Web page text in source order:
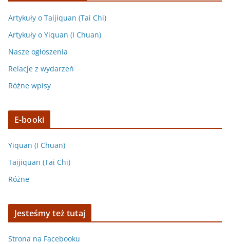
Artykuły o Taijiquan (Tai Chi)
Artykuły o Yiquan (I Chuan)
Nasze ogłoszenia
Relacje z wydarzeń
Różne wpisy
E-booki
Yiquan (I Chuan)
Taijiquan (Tai Chi)
Różne
Jesteśmy też tutaj
Strona na Facebooku